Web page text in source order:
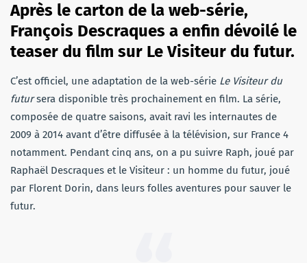
Après le carton de la web-série,
François Descraques a enfin dévoilé le
teaser du film sur Le Visiteur du futur.
C’est officiel, une adaptation de la web-série Le Visiteur du
futursera disponible très prochainement en film. La série,
composée de quatre saisons, avait ravi les internautes de
2009 à 2014 avant d’être diffusée à la télévision, sur France 4
notamment. Pendant cinq ans, on a pu suivre Raph, joué par
Raphaël Descraques et le Visiteur : un homme du futur, joué
par Florent Dorin, dans leurs folles aventures pour sauver le
futur.